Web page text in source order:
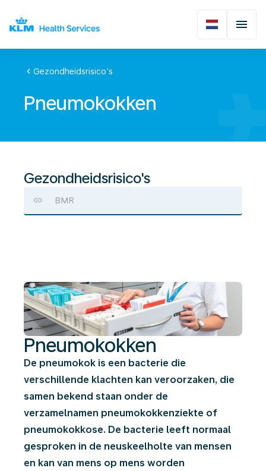
chevron_left Gezondheidsrisico's
Pneumokokken
Gezondheidsrisico's
BMR
Pneumokokken
Pneumokokken
De pneumokok is een bacterie die
verschillende klachten kan veroorzaken, die
samen bekend staan onder de
verzamelnamen pneumokokkenziekte of
pneumokokkose. De bacterie leeft normaal
gesproken in de neuskeelholte van mensen
en kan van mens op mens worden